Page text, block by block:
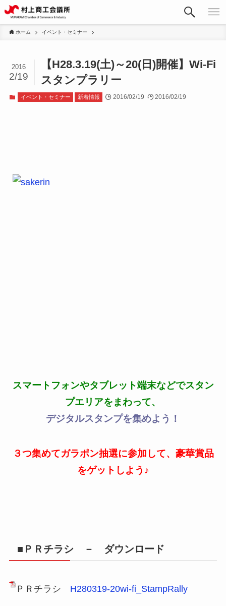
ホーム イベント・セミナー
【H28.3.19(土)～20(日)開催】Wi-Fi
スタンプラリー
2016
2/19
イベント・セミナー 新着情報 2016/02/19 2016/02/19
スマートフォンやタブレット端末などでスタン
プエリアをまわって、
デジタルスタンプを集めよう！
３つ集めてガラポン抽選に参加して、豪華賞品
をゲットしよう♪
■ＰＲチラシ － ダウンロード
ＰＲチラシ H280319-20wi-fi_StampRally